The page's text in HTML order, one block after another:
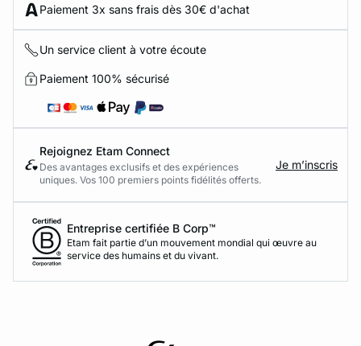
Paiement 3x sans frais dès 30€ d'achat
Un service client à votre écoute
Paiement 100% sécurisé
Rejoignez Etam Connect
Des avantages exclusifs et des expériences
uniques. Vos 100 premiers points fidélités offerts.
Je m’inscris
Entreprise certifiée B Corp™
Etam fait partie d’un mouvement mondial qui œuvre au
service des humains et du vivant.